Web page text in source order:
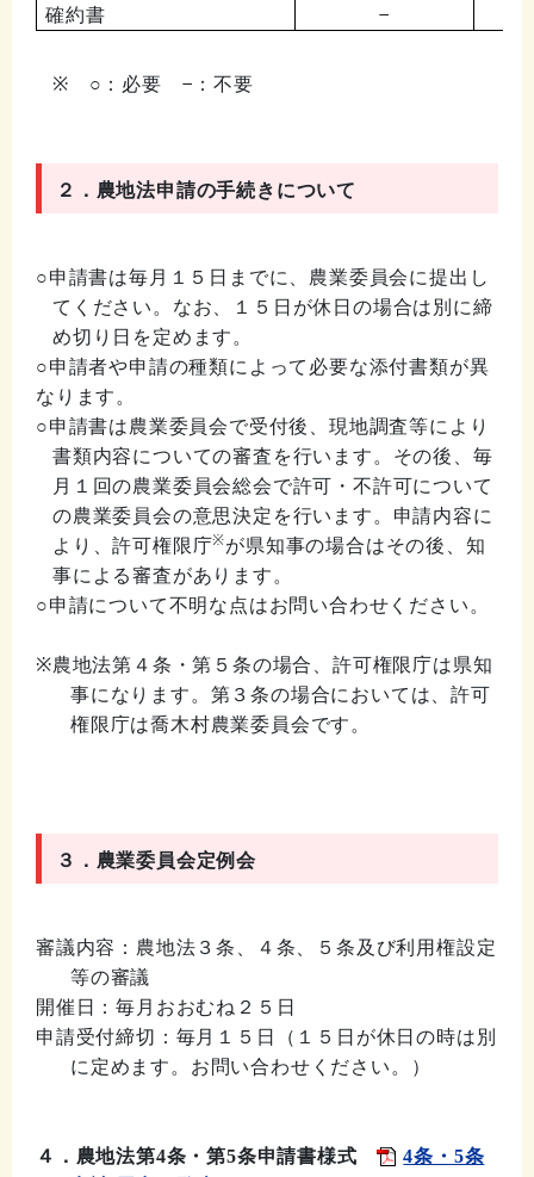
確約書
−
※ ○：必要 −：不要
２． 農地法申請の手続きについて
○申請書は毎月１５日までに、農業委員会に提出し
てください。なお、１５日が休日の場合は別に締
め切り日を定めます。
○申請者や申請の種類によって必要な添付書類が異
なります。
○申請書は農業委員会で受付後、現地調査等により
書類内容についての審査を行います。その後、毎
月１回の農業委員会総会で許可・不許可について
の農業委員会の意思決定を行います。申請内容に
より、許可権限庁※が県知事の場合はその後、知
事による審査があります。
○申請について不明な点はお問い合わせください。
※農地法第４条・第５条の場合、許可権限庁は県知
事になります。第３条の場合においては、許可
権限庁は喬木村農業委員会です。
３． 農業委員会定例会
審議内容：農地法３条、４条、５条及び利用権設定
等の審議
開催日：毎月おおむね２５日
申請受付締切：毎月１５日（１５日が休日の時は別
に定めます。お問い合わせくださ い。）
４．農地法第4条・第5条申請書様式
4条・5条